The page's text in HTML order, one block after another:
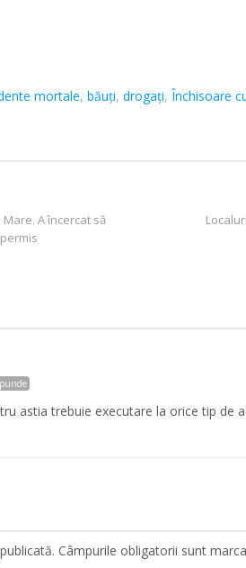
mortale, băuți, drogați, Închisoare
A încercat să
astia trebuie executare la orice tip de
Câmpurile obligatorii sunt